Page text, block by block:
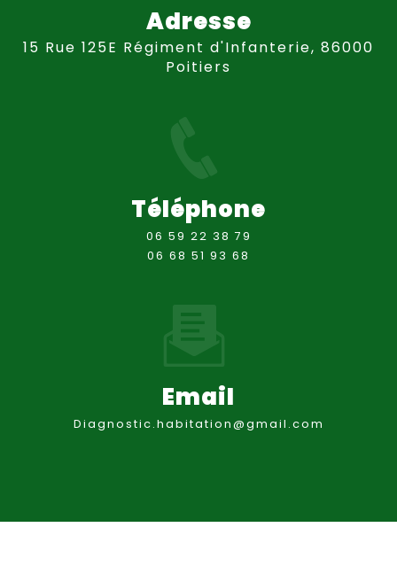
Adresse
15 Rue 125E Régiment d'Infanterie, 86000
Poitiers
Téléphone
06 59 22 38 79
06 68 51 93 68
Email
diagnostic.habitation@gmail.com